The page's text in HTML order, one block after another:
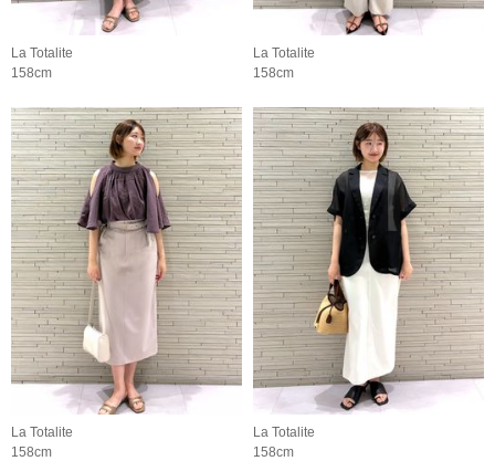
La Totalite
158cm
La Totalite
158cm
La Totalite
158cm
La Totalite
158cm